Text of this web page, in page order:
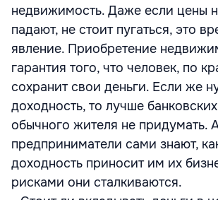
недвижимость. Даже если цены
падают, не стоит пугаться, это
явление. Приобретение
гарантия того, что человек, по
сохранит свои деньги. Если же
доходность, то лучше
обычного жителя не придумать.
предприниматели сами знают,
доходность приносит им их
рисками они сталкиваются.